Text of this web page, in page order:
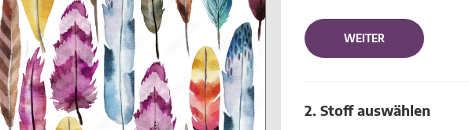
WEITER
2. Stoff auswählen